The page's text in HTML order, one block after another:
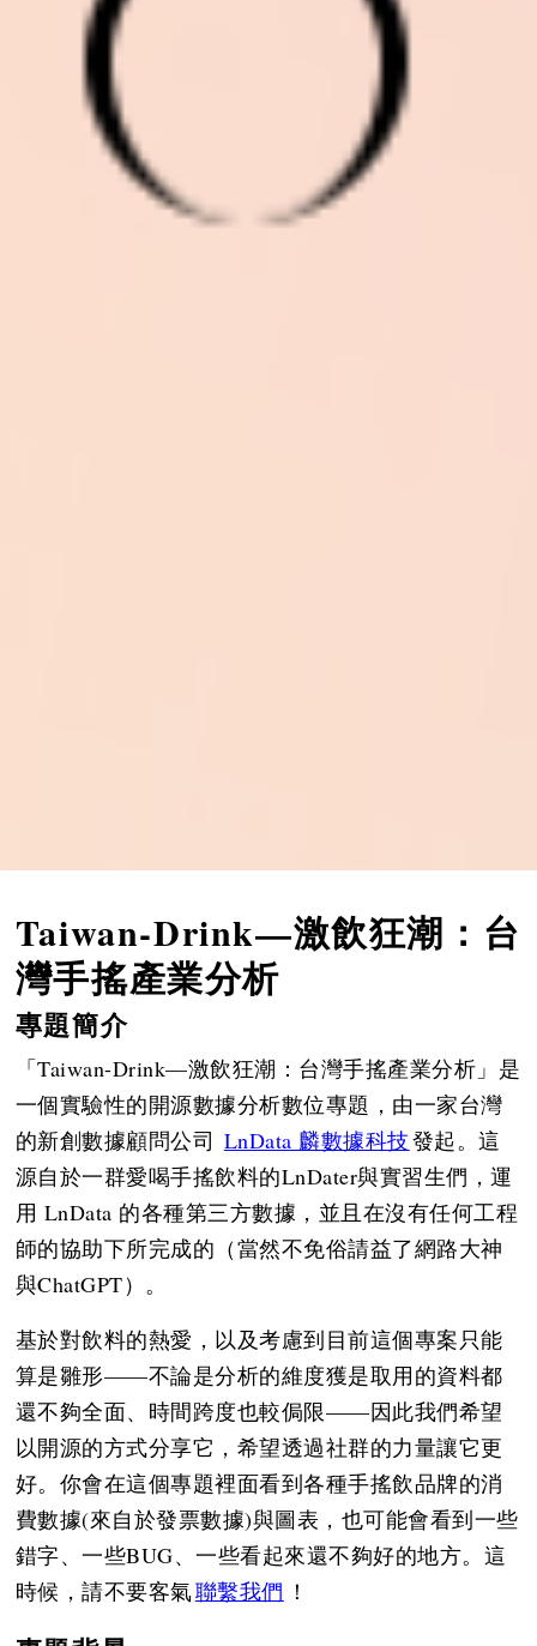
Taiwan-Drink—激飲狂潮：台
灣手搖產業分析
專題簡介
「Taiwan-Drink—激飲狂潮：台灣手搖產業分析」是
一個實驗性的開源數據分析數位專題，由一家台灣
的新創數據顧問公司 LnData 麟數據科技發起。這
源自於一群愛喝手搖飲料的LnDater與實習生們，運
用 LnData 的各種第三方數據，並且在沒有任何工程
師的協助下所完成的（當然不免俗請益了網路大神
與ChatGPT）。
基於對飲料的熱愛，以及考慮到目前這個專案只能
算是雛形——不論是分析的維度獲是取用的資料都
還不夠全面、時間跨度也較侷限——因此我們希望
以開源的方式分享它，希望透過社群的力量讓它更
好。你會在這個專題裡面看到各種手搖飲品牌的消
費數據(來自於發票數據)與圖表，也可能會看到一些
錯字、一些BUG、一些看起來還不夠好的地方。這
時候，請不要客氣聯繫我們 ！